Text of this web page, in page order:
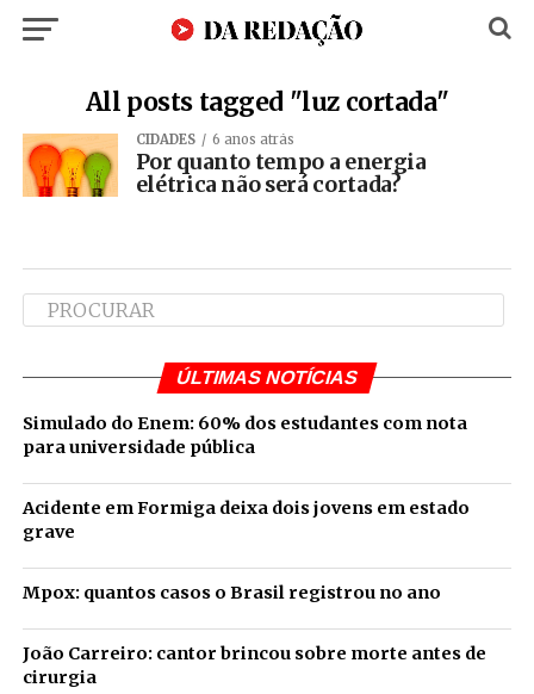
All posts tagged "luz cortada"
CIDADES 6 anos atrás
Por quanto tempo a energia
elétrica não será cortada?
ÚLTIMAS NOTÍCIAS
Simulado do Enem: 60% dos estudantes com nota
para universidade pública
Acidente em Formiga deixa dois jovens em estado
grave
Mpox: quantos casos o Brasil registrou no ano
João Carreiro: cantor brincou sobre morte antes de
cirurgia